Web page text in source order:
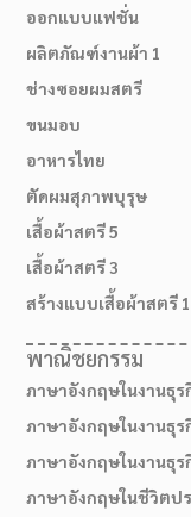
ออกแบบแฟชั่น
ผลิตภัณฑ์งานผ้า 1
ช่างซอยผมสตรี
ขนมอบ
อาหารไทย
ตัดผมสุภาพบุรุษ
เสื้อผ้าสตรี 5
เสื้อผ้าสตรี 3
สร้างแบบเสื้อผ้าสตรี 1
พาณิชยกรรม
ภาษาอังกฤษในงานธุ
ภาษาอังกฤษในงานธุ
ภาษาอังกฤษในงานธุร
ภาษาอังกฤษในชีวิตป